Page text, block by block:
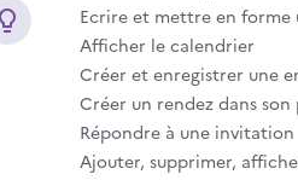
Ecrire et mettre en forme
Afficher le calendrier
Créer et enregistrer une
Créer un rendez dans
Répondre à une invitation
Ajouter, supprimer,